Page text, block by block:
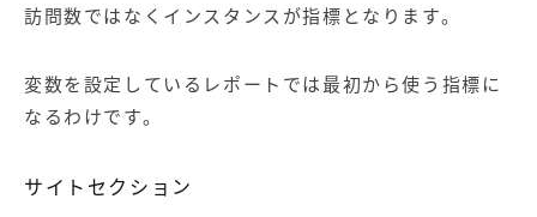
訪問数ではなくインスタンスが指標となります。
変数を設定しているレポートでは最初から使う指標に
なるわけです。
サイトセクション